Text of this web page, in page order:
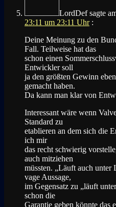
LordDefsagte
23:11 um 23:11 Uhr :
Deine Meinung zu den
Fall. Teilweise hat das
schon einen
Entwickler soll
ja den größten Gewinn
gemacht haben.
Da kann man klar von
Interessant wäre wenn
Standard zu
etablieren an dem sich die
ich mir
das recht schwierig
auch mitziehen
müssten. „Läuft auch
vage Aussage,
im Gegensatz zu „läuft
schon die
Garantie geben könnte das